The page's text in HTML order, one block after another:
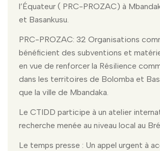
l’Équateur ( PRC-PROZAC) à
et Basankusu.
PRC-PROZAC: 32 Organisations
bénéficient des subventions et
en vue de renforcer la Résilience
dans les territoires de Bolomba et
que la ville de Mbandaka.
Le CTIDD participe à un atelier
recherche menée au niveau local au
Le temps presse : Un appel urgent à